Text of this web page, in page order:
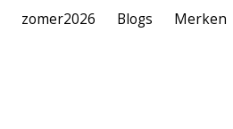
zomer2026 Blogs Merken